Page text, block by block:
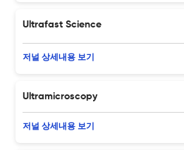
Ultrafast Science
저널 상세내용 보기
Ultramicroscopy
저널 상세내용 보기